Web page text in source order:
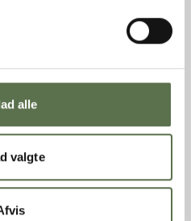
alle
valgte